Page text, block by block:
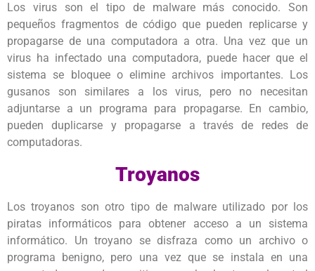
Los virus son el tipo de malware más conocido. Son
pequeños fragmentos de código que pueden replicarse y
propagarse de una computadora a otra. Una vez que un
virus ha infectado una computadora, puede hacer que el
sistema se bloquee o elimine archivos importantes. Los
gusanos son similares a los virus, pero no necesitan
adjuntarse a un programa para propagarse. En cambio,
pueden duplicarse y propagarse a través de redes de
computadoras.
Troyanos
Los troyanos son otro tipo de malware utilizado por los
piratas informáticos para obtener acceso a un sistema
informático. Un troyano se disfraza como un archivo o
programa benigno, pero una vez que se instala en una